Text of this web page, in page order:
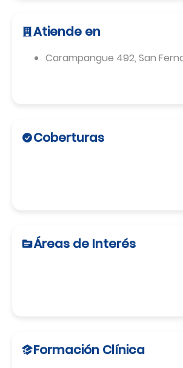
Atiende en
Carampangue 492, San
Coberturas
Áreas de Interés
Formación Clínica